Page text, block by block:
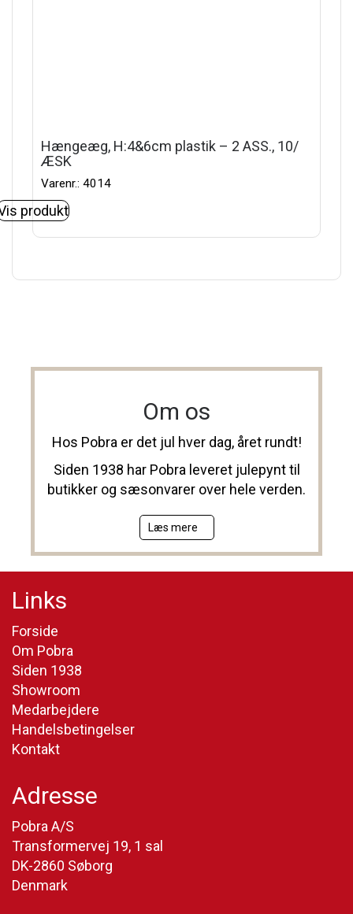
Hængeæg, H:4&6cm plastik – 2 ASS., 10/
ÆSK
Varenr.: 4014
produkt
Om os
Hos Pobra er det jul hver dag, året rundt!
Siden 1938 har Pobra leveret julepynt til
butikker og sæsonvarer over hele verden.
Læs mere
Links
Forside
Om Pobra
Siden 1938
Showroom
Medarbejdere
Handelsbetingelser
Kontakt
Adresse
Pobra A/S
Transformervej 19, 1 sal
DK-2860 Søborg
Denmark